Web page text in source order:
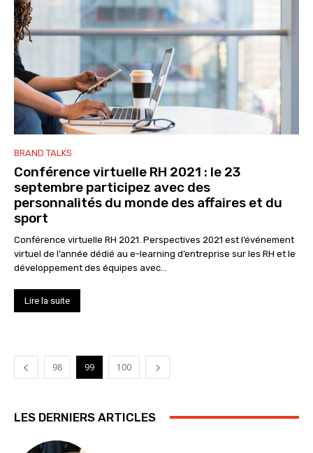
BRAND TALKS
Conférence virtuelle RH 2021 : le 23
septembre participez avec des
personnalités du monde des affaires et du
sport
Conférence virtuelle RH 2021. Perspectives 2021 est l’événement
virtuel de l’année dédié au e-learning d’entreprise sur les RH et le
développement des équipes avec...
Lire la suite
98 99 100
LES DERNIERS ARTICLES